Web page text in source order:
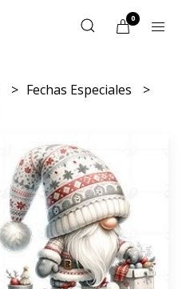
0
Fechas Especiales